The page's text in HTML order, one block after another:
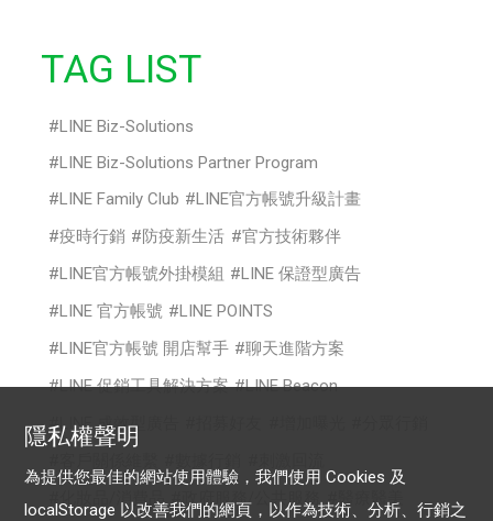
TAG LIST
LINE Biz-Solutions
LINE Biz-Solutions Partner Program
LINE Family Club
LINE官方帳號升級計畫
疫時行銷
防疫新生活
官方技術夥伴
LINE官方帳號外掛模組
LINE 保證型廣告
LINE 官方帳號
LINE POINTS
LINE官方帳號 開店幫手
聊天進階方案
LINE 促銷工具解決方案
LINE Beacon
LINE 成效型廣告
化妝品/消費品
政府服務/公共服務
醫療醫美
隱私權聲明
為提供您最佳的網站使用體驗，我們使用 Cookies 及
localStorage 以改善我們的網頁，以作為技術、分析、行銷之